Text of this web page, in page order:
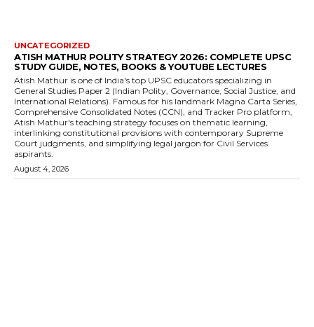
UNCATEGORIZED
ATISH MATHUR POLITY STRATEGY 2026: COMPLETE UPSC
STUDY GUIDE, NOTES, BOOKS & YOUTUBE LECTURES
Atish Mathur is one of India's top UPSC educators specializing in
General Studies Paper 2 (Indian Polity, Governance, Social Justice, and
International Relations). Famous for his landmark Magna Carta Series,
Comprehensive Consolidated Notes (CCN), and Tracker Pro platform,
Atish Mathur's teaching strategy focuses on thematic learning,
interlinking constitutional provisions with contemporary Supreme
Court judgments, and simplifying legal jargon for Civil Services
aspirants.
August 4, 2026